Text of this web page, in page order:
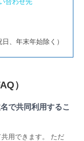
、年末年始除く）
）
で共同利用するこ
用できます。
ただ